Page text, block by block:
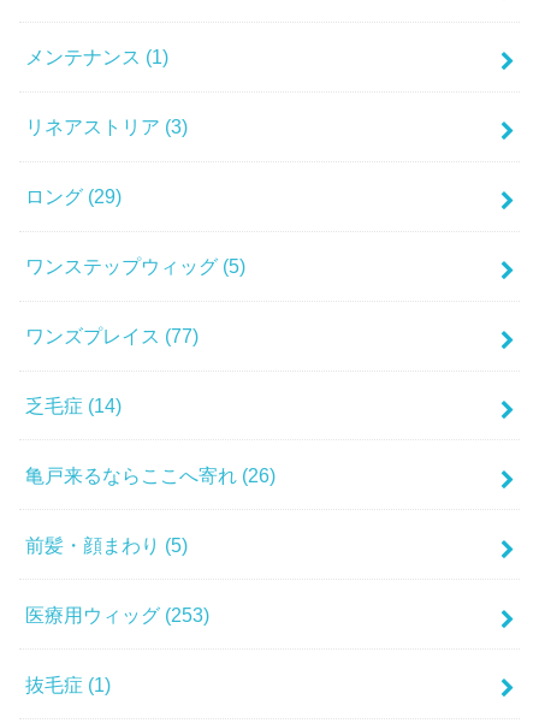
メンテナンス (1)
リネアストリア (3)
ロング (29)
ワンステップウィッグ (5)
ワンズプレイス (77)
乏毛症 (14)
亀戸来るならここへ寄れ (26)
前髪・顔まわり (5)
医療用ウィッグ (253)
抜毛症 (1)